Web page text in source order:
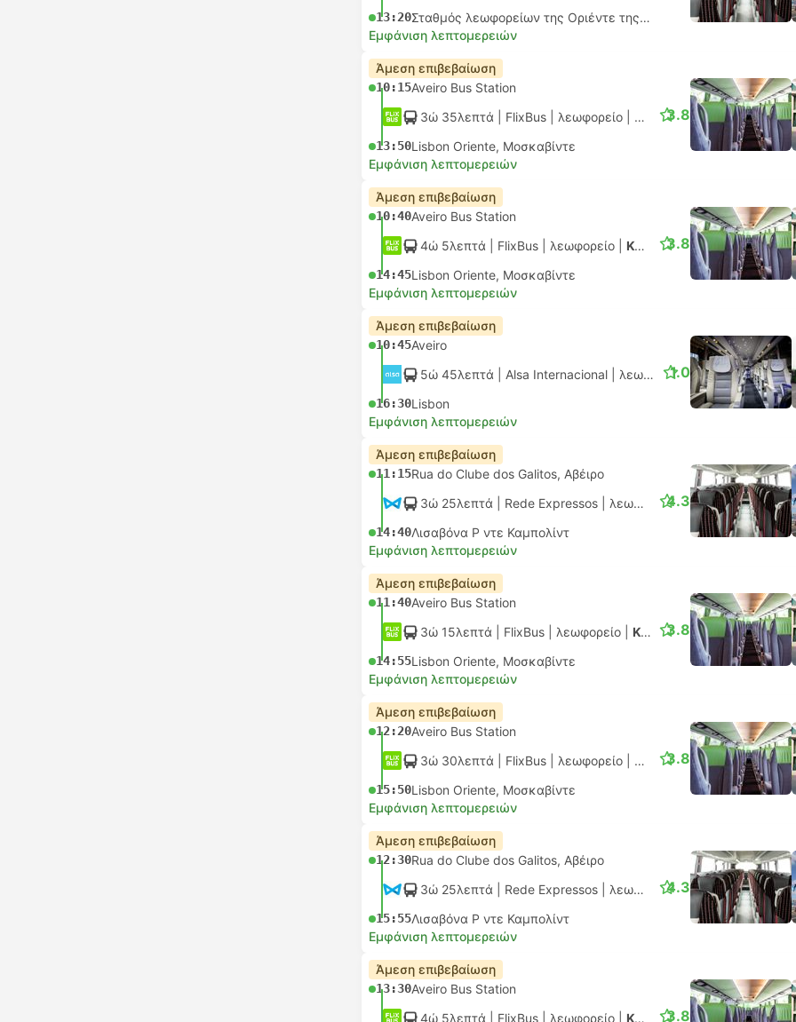
13:20 Σταθμός λεωφορείων της Οριέντε της Λισαβόνας, Μοσκαβίντε
Εμφάνιση λεπτομερειών
Άμεση επιβεβαίωση
10:15Aveiro Bus Station
3ώ 35λεπτά | FlixBus λεωφορείο Κανονικό
13:50Lisbon Oriente, Μοσκαβίντε
3.8
Εμφάνιση λεπτομερειών
Άμεση επιβεβαίωση
10:40Aveiro Bus Station
4ώ 5λεπτά | FlixBus λεωφορείο Κανονικό
14:45Lisbon Oriente, Μοσκαβίντε
3.8
Εμφάνιση λεπτομερειών
Άμεση επιβεβαίωση
10:45Aveiro
5ώ 45λεπτά | Alsa Internacional λεωφορείο |Κανονικό
16:30Lisbon
1.0
Εμφάνιση λεπτομερειών
Άμεση επιβεβαίωση
11:15Rua do Clube dos Galitos, Αβέιρο
3ώ 25λεπτά | Rede Expressos λεωφορείο |Κανονικό AC
14:40Λισαβόνα Ρ ντε Καμπολίντ
4.3
Εμφάνιση λεπτομερειών
Άμεση επιβεβαίωση
11:40Aveiro Bus Station
3ώ 15λεπτά | FlixBus λεωφορείο Κανονικό
14:55Lisbon Oriente, Μοσκαβίντε
3.8
Εμφάνιση λεπτομερειών
Άμεση επιβεβαίωση
12:20Aveiro Bus Station
3ώ 30λεπτά | FlixBus λεωφορείο Κανονικό
15:50Lisbon Oriente, Μοσκαβίντε
3.8
Εμφάνιση λεπτομερειών
Άμεση επιβεβαίωση
12:30Rua do Clube dos Galitos, Αβέιρο
3ώ 25λεπτά | Rede Expressos λεωφορείο |Κανονικό AC
15:55Λισαβόνα Ρ ντε Καμπολίντ
4.3
Εμφάνιση λεπτομερειών
Άμεση επιβεβαίωση
13:30Aveiro Bus Station
4ώ 5λεπτά | FlixBus λεωφορείο Κανονικό 3.8